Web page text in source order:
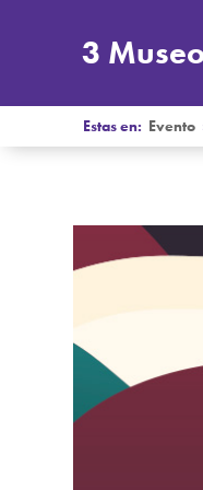
3
Estas en: Evento